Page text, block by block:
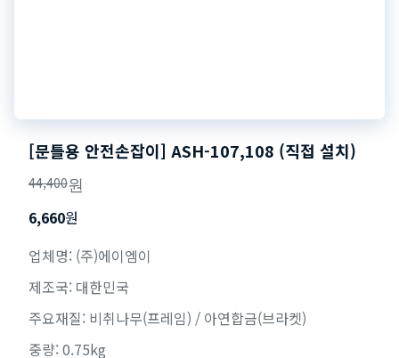
[문틀용 안전손잡이] ASH-107,108 (직접 설치)
44,400원
6,660원
업체명: (주)에이엠이
제조국: 대한민국
주요재질: 비취나무(프레임) / 아연합금(브라켓)
중량: 0.75kg